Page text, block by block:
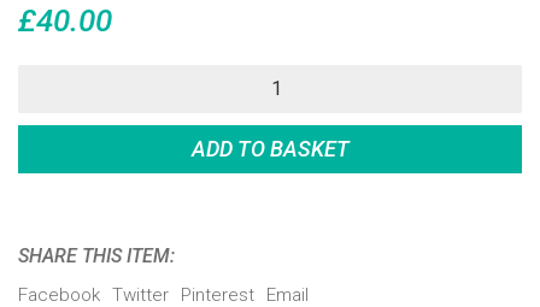
£40.00
ADD TO BASKET
SHARE THIS ITEM:
Facebook Twitter Pinterest Email